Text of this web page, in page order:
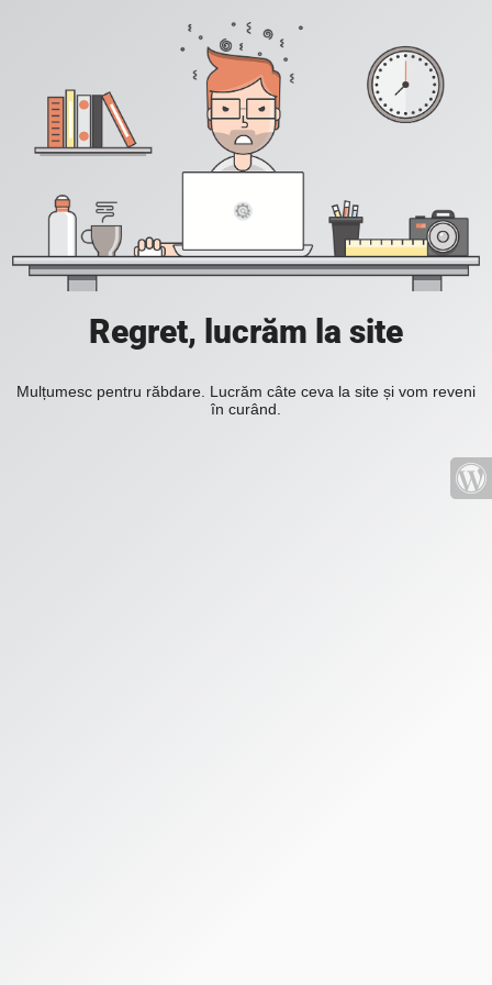
Regret, lucrăm la site
Mulțumesc pentru răbdare. Lucrăm câte ceva la site și vom reveni
în curând.